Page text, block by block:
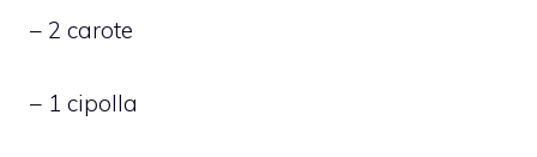
– 2 carote
– 1 cipolla